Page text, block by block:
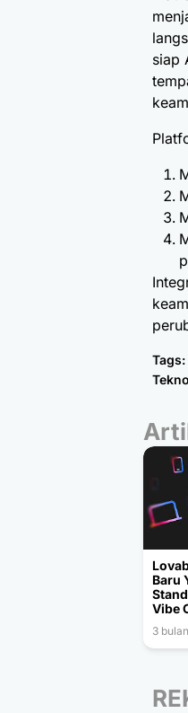
siap
Tags:
Baru
Vibe
3